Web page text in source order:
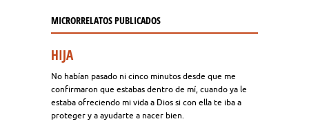
MICRORRELATOS PUBLICADOS
HIJA
No habían pasado ni cinco minutos desde que me
confirmaron que estabas dentro de mí, cuando ya le
estaba ofreciendo mi vida a Dios si con ella te iba a
proteger y a ayudarte a nacer bien.